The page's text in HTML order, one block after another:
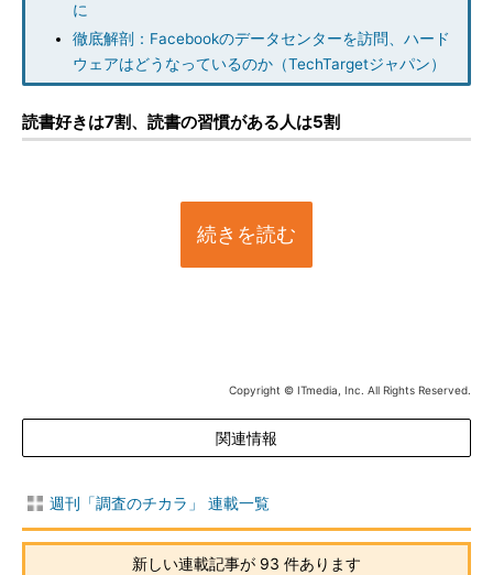
に
徹底解剖：Facebookのデータセンターを訪問、ハード
ウェアはどうなっているのか（TechTargetジャパン）
読書好きは7割、読書の習慣がある人は5割
続きを読む
Copyright © ITmedia, Inc. All Rights Reserved.
関連情報
週刊「調査のチカラ」 連載一覧
新しい連載記事が 93 件あります